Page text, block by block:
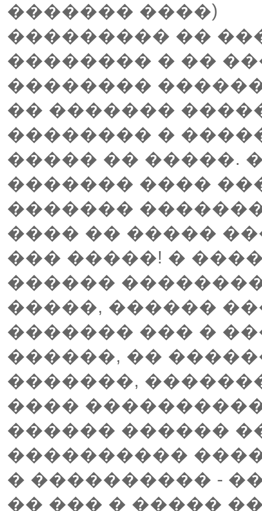
������� ����)
��������� ��
�������� � ��
��������
�� �������
�������� �
����� �� �����.
������� ����
�������
���� �� �����
��� �����! �
������
�����, ������
������� ��� �
������, ��
�������,
����
������ ������
����������
� ���������� -
�� ��� � �����